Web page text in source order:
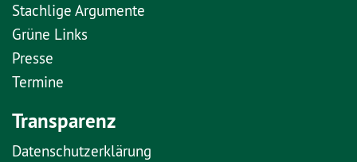
Stachlige Argumente
Grüne Links
Presse
Termine
Transparenz
Datenschutzerklärung